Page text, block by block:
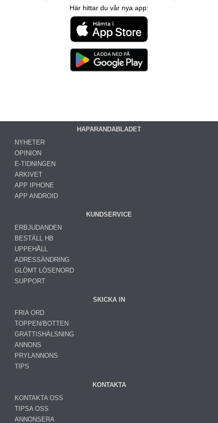
Här hittar du vår nya app:
HAPARANDABLADET
NYHETER
OPINION
E-TIDNINGEN
ARKIVET
APP IPHONE
APP ANDROID
KUNDSERVICE
ERBJUDANDEN
BESTÄLL HB
UPPEHÅLL
ADRESSÄNDRING
GLÖMT LÖSENORD
SUPPORT
SKICKA IN
FRIA ORD
TOPPEN/BOTTEN
GRATTISHÄLSNING
ANNONS
PRYLANNONS
TIPS
KONTAKTA
KONTAKTA OSS
TIPSA OSS
ANNONSERA